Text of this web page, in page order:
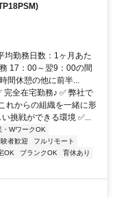
均勤務日数：1ヶ月あた
17：00～翌9：00の間
間休憩の他に前半...
全在宅勤務♪ ✅ 弊社で
れからの組織を一緒に形
挑戦ができる環境 ✅...
・WワークOK
者歓迎
フルリモート
OK ブランクOK
育休あり